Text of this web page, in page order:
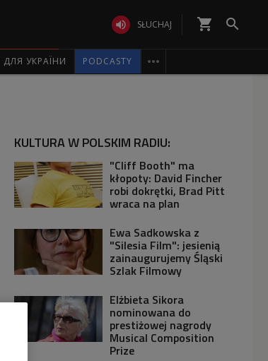
 SŁUCHAJ shopping_cart 
ДЛЯ УКРАЇНИ PODCASTY 
KULTURA W POLSKIM RADIU:
"Cliff Booth" ma
kłopoty: David Fincher
robi dokrętki, Brad Pitt
wraca na plan
Ewa Sadkowska z
"Silesia Film": jesienią
zainaugurujemy Śląski
Szlak Filmowy
Elżbieta Sikora
nominowana do
prestiżowej nagrody
Musical Composition
Prize